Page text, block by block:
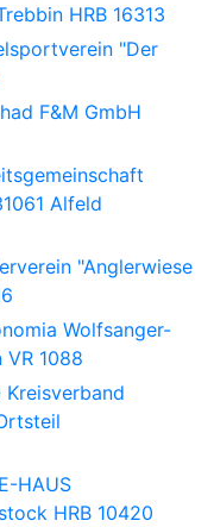
HRB 16313
"Der
F&M GmbH
Alfeld
"Anglerwiese
Wolfsanger-
VR 1088
Kreisverband
HAUS
HRB 10420